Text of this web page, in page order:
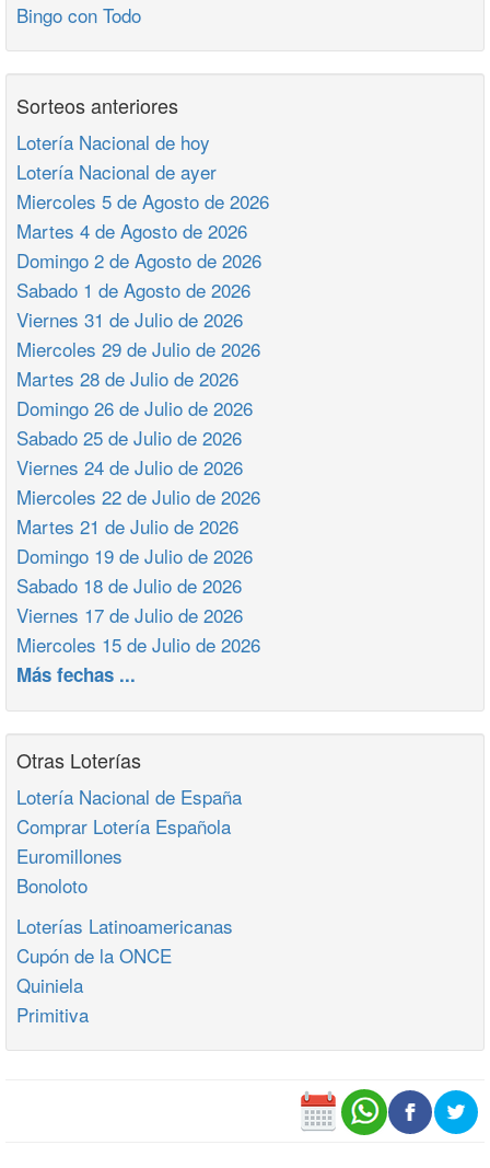
Bingo con Todo
Sorteos anteriores
Lotería Nacional de hoy
Lotería Nacional de ayer
Miercoles 5 de Agosto de 2026
Martes 4 de Agosto de 2026
Domingo 2 de Agosto de 2026
Sabado 1 de Agosto de 2026
Viernes 31 de Julio de 2026
Miercoles 29 de Julio de 2026
Martes 28 de Julio de 2026
Domingo 26 de Julio de 2026
Sabado 25 de Julio de 2026
Viernes 24 de Julio de 2026
Miercoles 22 de Julio de 2026
Martes 21 de Julio de 2026
Domingo 19 de Julio de 2026
Sabado 18 de Julio de 2026
Viernes 17 de Julio de 2026
Miercoles 15 de Julio de 2026
Más fechas ...
Otras Loterías
Lotería Nacional de España
Comprar Lotería Española
Euromillones
Bonoloto
Loterías Latinoamericanas
Cupón de la ONCE
Quiniela
Primitiva